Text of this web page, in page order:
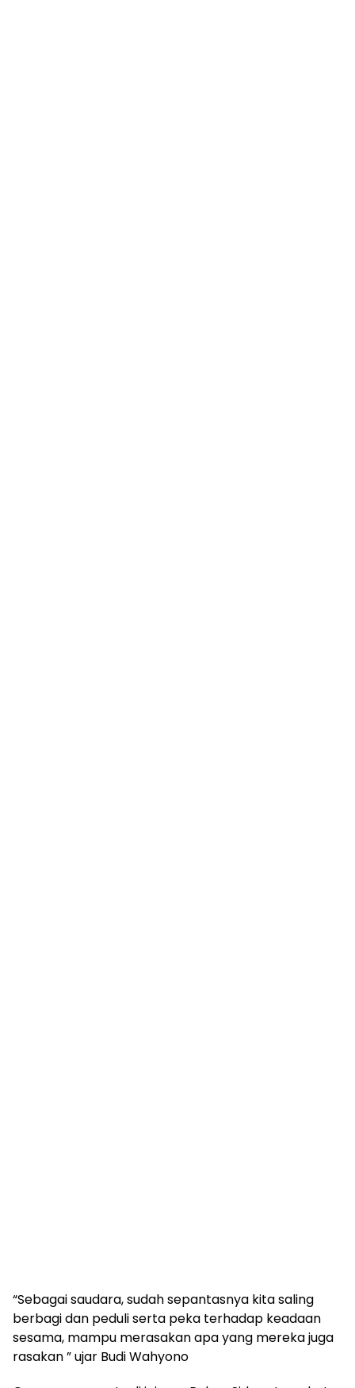
“Sebagai saudara, sudah sepantasnya kita saling
berbagi dan peduli serta peka terhadap keadaan
sesama, mampu merasakan apa yang mereka juga
rasakan ” ujar Budi Wahyono